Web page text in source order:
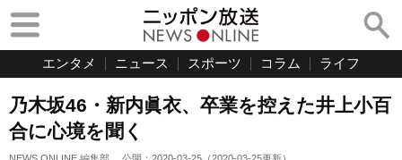
エンタメ ニュース スポーツ コラム ライフ
乃木坂46・新内眞衣、卒業を控えた井上小百
合に心境を聞く